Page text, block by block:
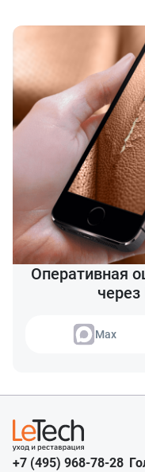
Оперативная
Max
+7 (495) 968-78-28